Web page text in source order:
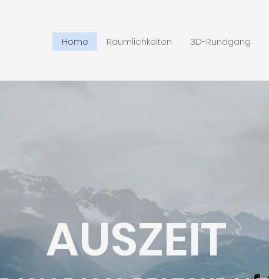
Home Räumlichkeiten 3D-Rundgang
AUSZEIT